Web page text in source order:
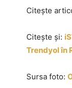
Citește
Citește și:
Trendyol în
Sursa foto: